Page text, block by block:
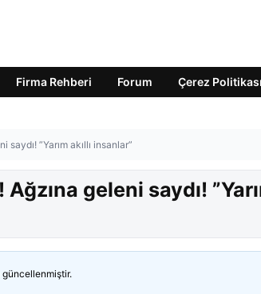
Firma Rehberi Forum Çerez Politikası
”Yarım akıllı insanlar”
geleni saydı!
güncellenmiştir.